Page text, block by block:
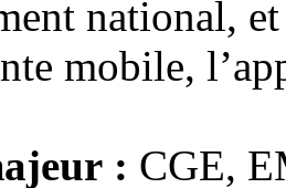
national,
mobile,
: CGE,